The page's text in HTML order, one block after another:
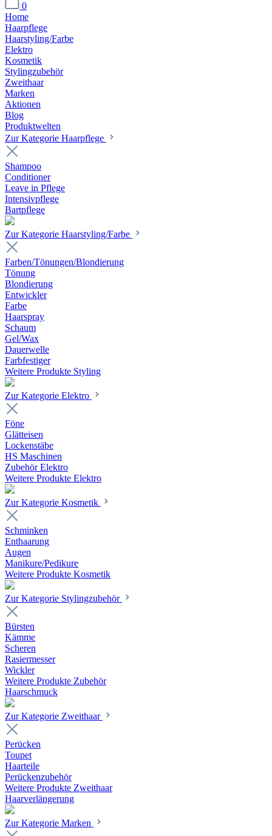
0
Home
Haarpflege
Haarstyling/Farbe
Elektro
Kosmetik
Stylingzubehör
Zweithaar
Marken
Aktionen
Blog
Produktwelten
Zur Kategorie Haarpflege
Shampoo
Conditioner
Leave in Pflege
Intensivpflege
Bartpflege
Zur Kategorie Haarstyling/Farbe
Farben/Tönungen/Blondierung
Tönung
Blondierung
Entwickler
Farbe
Haarspray
Schaum
Gel/Wax
Dauerwelle
Farbfestiger
Weitere Produkte Styling
Zur Kategorie Elektro
Föne
Glätteisen
Lockenstäbe
HS Maschinen
Zubehör Elektro
Weitere Produkte Elektro
Zur Kategorie Kosmetik
Schminken
Enthaarung
Augen
Manikure/Pedikure
Weitere Produkte Kosmetik
Zur Kategorie Stylingzubehör
Bürsten
Kämme
Scheren
Rasiermesser
Wickler
Weitere Produkte Zubehör
Haarschmuck
Zur Kategorie Zweithaar
Perücken
Toupet
Haarteile
Perückenzubehör
Weitere Produkte Zweithaar
Haarverlängerung
Zur Kategorie Marken